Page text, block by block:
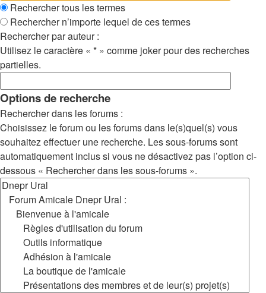
Rechercher tous les termes
Rechercher n’importe lequel de ces termes
Rechercher par auteur :
Utilisez le caractère « * » comme joker pour des recherches
partielles.
Options de recherche
Rechercher dans les forums :
Choisissez le forum ou les forums dans le(s)quel(s) vous
souhaitez effectuer une recherche. Les sous-forums sont
automatiquement inclus si vous ne désactivez pas l’option ci-
dessous « Rechercher dans les sous-forums ».